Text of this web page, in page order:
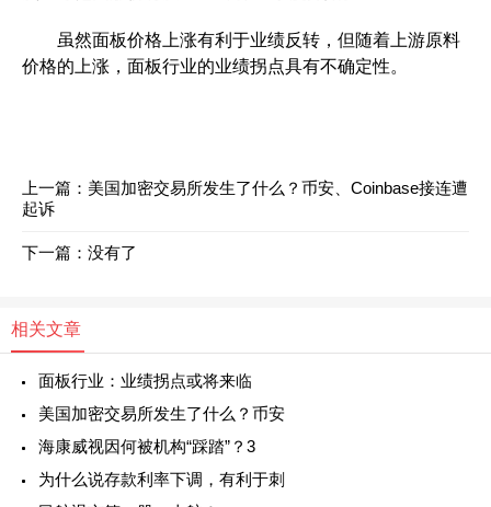
虽然面板价格上涨有利于业绩反转，但随着上游原料
价格的上涨，面板行业的业绩拐点具有不确定性。
上一篇： 美国加密交易所发生了什么？币安、Coinbase接连遭
起诉
下一篇：没有了
相关文章
面板行业：业绩拐点或将来临
美国加密交易所发生了什么？币安
海康威视因何被机构“踩踏”？3
为什么说存款利率下调，有利于刺